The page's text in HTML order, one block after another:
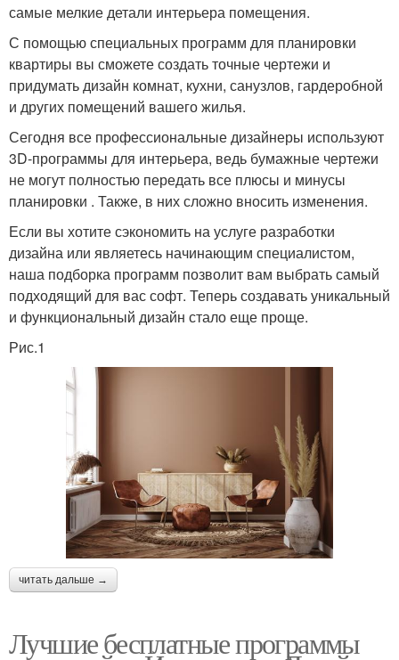
самые мелкие детали интерьера помещения.
С помощью специальных программ для планировки
квартиры вы сможете создать точные чертежи и
придумать дизайн комнат, кухни, санузлов, гардеробной
и других помещений вашего жилья.
Сегодня все профессиональные дизайнеры используют
3D-программы для интерьера, ведь бумажные чертежи
не могут полностью передать все плюсы и минусы
планировки . Также, в них сложно вносить изменения.
Если вы хотите сэкономить на услуге разработки
дизайна или являетесь начинающим специалистом,
наша подборка программ позволит вам выбрать самый
подходящий для вас софт. Теперь создавать уникальный
и функциональный дизайн стало еще проще.
Рис.1
читать дальше →
Лучшие бесплатные программы